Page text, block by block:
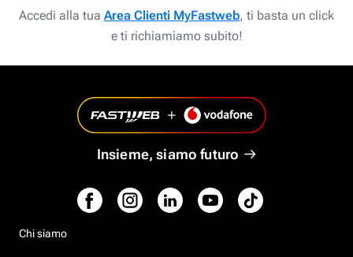
Accedi alla tua Area Clienti MyFastweb, ti basta un click
e ti richiamiamo subito!
Insieme, siamo futuro
Chi siamo